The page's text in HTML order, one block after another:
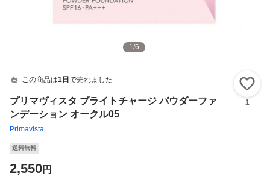
1/6
この商品は1日 で売れました
プリマヴィスタ ブライトチャージ パウダーファ
ンデーション オークル05
Primavista
1
送料無料
2,550円